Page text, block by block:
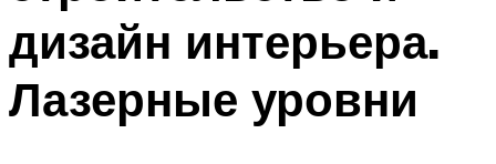
дизайн интерьера.
Лазерные уровни